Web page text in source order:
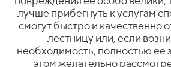
лучше прибегнуть к услугам
смогут быстро и качественно
лестницу или, если
необходимость, полностью ее
этом желательно